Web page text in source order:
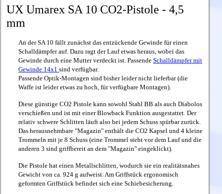
UX Umarex SA 10 CO2-Pistole - 4,5
mm
An der SA 10 fällt zunächst das entzückende Gewinde für einen
Schalldämpfer auf. Dazu ragt der Lauf etwas heraus, wobei das
Gewinde durch eine Mutter verdeckt ist. Passende Schalldämpfer mit
Gewinde 14x1 sind verfügbar.
Passende Optik-Montagen sind bisher leider nicht lieferbar (die
Waffe ist leider etwas zu hoch, für verfügbare Montagen).
Diese günstige CO2 Pistole kann sowohl Stahl BB als auch Diabolos
verschießen und ist mit einer Blowback Funktion ausgestattet. Der
relativ schwere Schlitten läuft also bei jedem Schuss spürbar zurück.
Das herausnehmbare "Magazin" enthält die CO2 Kapsel und 4 kleine
Trommeln mit je 8 Schuss (eine Trommel steht vor dem Lauf und die
anderen 3 sind griffbereit an dem "Magazin" eingeklickt).
Die Pistole hat einen Metallschlitten, wodurch sie ein realitätsnahes
Gewicht von ca. 924 g aufweist. Am Griffstück ergonomisch
geformten Griffstück befindet sich eine Schiebesicherung.